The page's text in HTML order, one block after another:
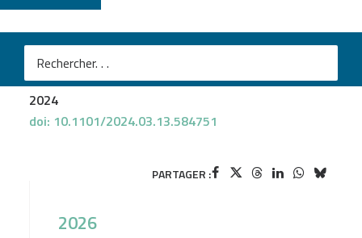
Axelle Brulportet al.
Convergent gene expression in endometrial epithelial
cells illuminates the evolution of uterine receptivity
2024
doi: 10.1101/2024.03.13.584751
PARTAGER :
2026